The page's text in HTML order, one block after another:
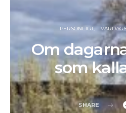
PERSONLIGT
Om
som
SHARE